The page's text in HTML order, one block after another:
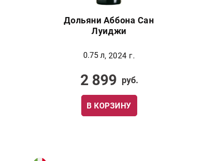
Дольяни Аббона Сан
Луиджи
0.75 л, 2024 г.
2 899 руб.
В КОРЗИНУ